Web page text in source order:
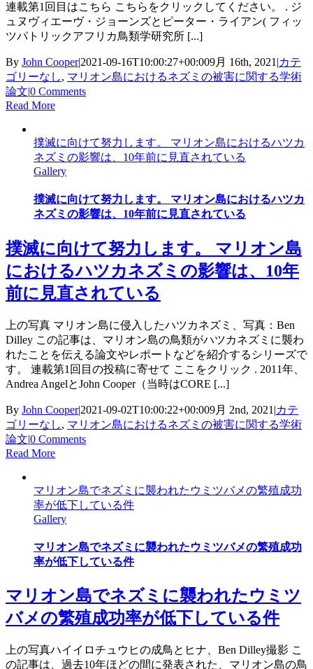
連載第1回目はこちら こちらをクリックしてください。 . ジ
ュヌヴィエーヴ・ジョーンズとピーター・ライアン( フィッ
ツパトリックアフリカ鳥類学研究所 [...]
By John Cooper|2021-09-16T10:00:27+00:009月 16th, 2021 |カテ
ゴリーなし, マリオン島におけるネズミの被害に関する学術
論文|0 Comments
Read More
撲滅に向けて努力します。 マリオン島におけるハツカ
ネズミの影響は、10年前に見直されている
Gallery
撲滅に向けて努力します。 マリオン島におけるハツカ
ネズミの影響は、10年前に見直されている
撲滅に向けて努力します。 マリオン島
におけるハツカネズミの影響は、10年
前に見直されている
上の写真 マリオン島に侵入したハツカネズミ、写真：Ben
Dilley この記事は、マリオン島の鳥類がハツカネズミに襲わ
れたことを伝える論文やレポートなどを紹介するシリーズで
す。 連載第1回目の投稿に寄せて ここをクリック . 2011年、
Andrea AngelとJohn Cooper（当時はCORE [...]
By John Cooper|2021-09-02T10:00:22+00:009月 2nd, 2021 |カテ
ゴリーなし, マリオン島におけるネズミの被害に関する学術
論文|0 Comments
Read More
マリオン島でネズミに襲われたウミツバメの繁殖成功
率が低下している件
Gallery
マリオン島でネズミに襲われたウミツバメの繁殖成功
率が低下している件
マリオン島でネズミに襲われたウミツ
バメの繁殖成功率が低下している件
上の写真ハイイロチュウヒの成鳥とヒナ、Ben Dilley撮影 こ
の記事は、過去10年ほどの間に発表された、マリオン島の鳥